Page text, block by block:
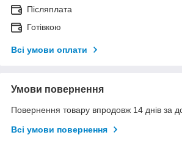
Післяплата
Готівкою
Всі умови оплати
Умови повернення
Повернення товару впродовж 14 днів за
Всі умови повернення